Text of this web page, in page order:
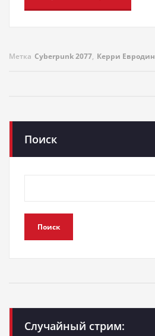
Метка Cyberpunk 2077, Керри Евродин
Поиск
Поиск
Случайный стрим: